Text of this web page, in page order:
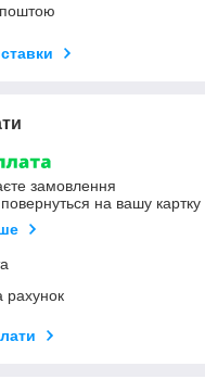
замовлення
на вашу картку
рахунок